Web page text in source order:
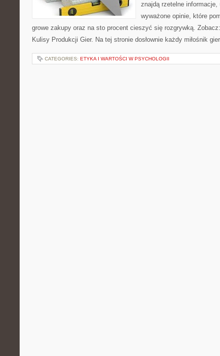
znajdą rzetelne
wyważone opinie, które
growe zakupy oraz na sto procent cieszyć się rozgrywką.
Kulisy Produkcji Gier. Na tej stronie dosłownie każdy miłośnik
CATEGORIES: ETYKA I WARTOŚCI W PSYCHOLOGII